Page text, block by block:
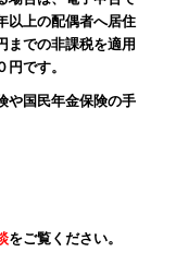
以上の配偶者へ居住
までの非課税を適用
です。
や国民年金保険の手
をご覧ください。